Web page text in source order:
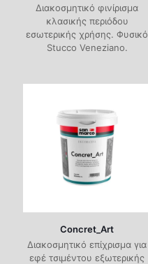
Διακοσμητικό φινίρισμα
κλασικής περιόδου
εσωτερικής χρήσης. Φυσικό
Stucco Veneziano.
Concret_Art
Διακοσμητικό επίχρισμα για
εφέ τσιμέντου εξωτερικής